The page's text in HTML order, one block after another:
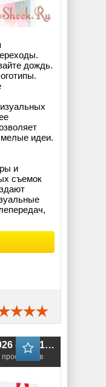
дождь.
идеи.
и
съемок
Adobe Media Encoder 2026 (26.3.1.1)
просмотров